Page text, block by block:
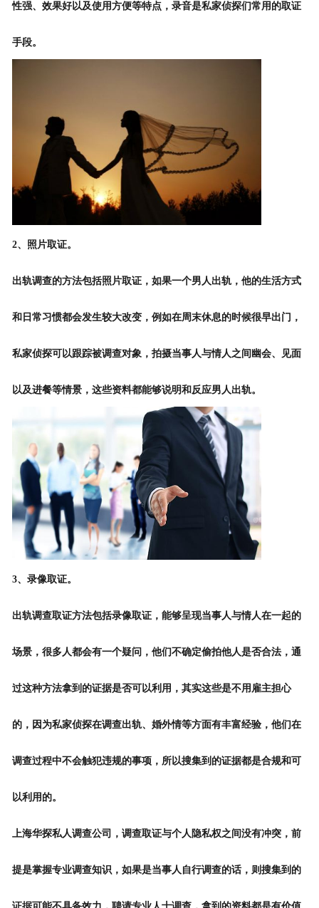
性强、效果好以及使用方便等特点，录音是私家侦探们常用的取证
手段。
2、照片取证。
出轨调查的方法包括照片取证，如果一个男人出轨，他的生活方式
和日常习惯都会发生较大改变，例如在周末休息的时候很早出门，
私家侦探可以跟踪被调查对象，拍摄当事人与情人之间幽会、见面
以及进餐等情景，这些资料都能够说明和反应男人出轨。
3、录像取证。
出轨调查取证方法包括录像取证，能够呈现当事人与情人在一起的
场景，很多人都会有一个疑问，他们不确定偷拍他人是否合法，通
过这种方法拿到的证据是否可以利用，其实这些是不用雇主担心
的，因为私家侦探在调查出轨、婚外情等方面有丰富经验，他们在
调查过程中不会触犯违规的事项，所以搜集到的证据都是合规和可
以利用的。
上海华探私人调查公司，调查取证与个人隐私权之间没有冲突，前
提是掌握专业调查知识，如果是当事人自行调查的话，则搜集到的